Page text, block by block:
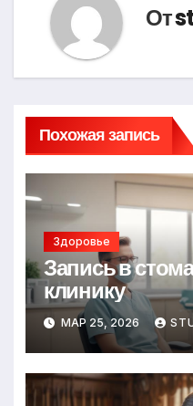
От
Похожая запись
Здоровье
Запись в
клинику
МАР 25, 2026